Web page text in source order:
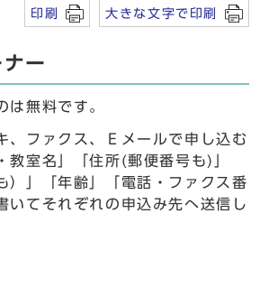
印刷 大きな文字で印刷
ー
は無料です。
、ファクス、Ｅメールで申し込む
教室名」「住所(郵便番号も)」
）」「年齢」「電話・ファクス番
いてそれぞれの申込み先へ送信し